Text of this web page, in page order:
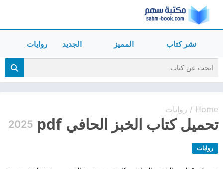
نشر كتاب المميز الجديد روايات
Home
/ روايات
تحميل كتاب الخبز الحافي pdf 2025
روايات